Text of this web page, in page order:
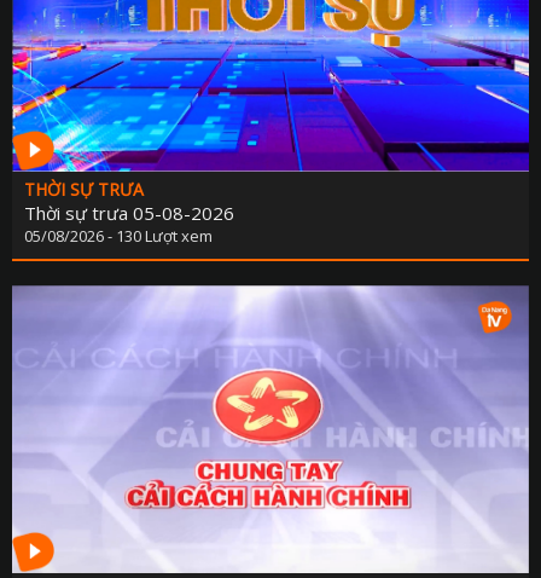
THỜI SỰ TRƯA
Thời sự trưa 05-08-2026
05/08/2026 - 130 Lượt xem